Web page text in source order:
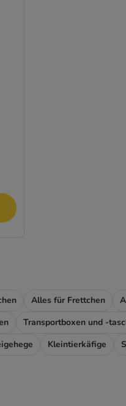
Alles für Frettchen
Transportboxen und -
Kleintierkäfige